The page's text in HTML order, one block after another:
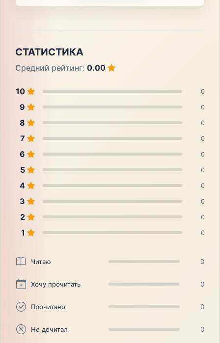
СТАТИСТИКА
Средний рейтинг: 0.00
10 0
9 0
8 0
7 0
6 0
5 0
4 0
3 0
2 0
1 0
Читаю 0
Хочу прочитать 0
Прочитано 0
Не дочитал 0